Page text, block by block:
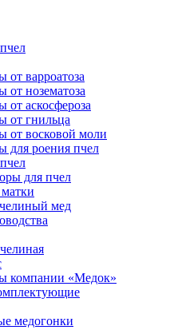
от варроатоза
от нозематоза
от аскосфероза
от гнильца
от восковой моли
для роения пчел
для пчел
мед
компании «Медок»
медогонки